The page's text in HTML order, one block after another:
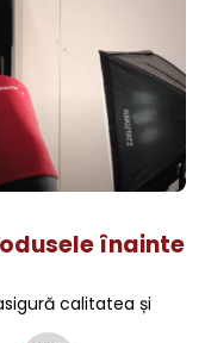
înainte
calitatea și